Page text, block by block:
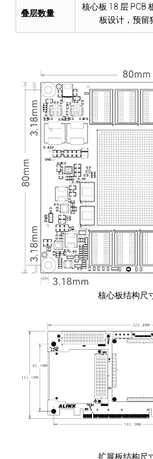
叠层数量
核心板 18 层 PCB
板设计，预留
核心板结构尺
扩展板结构尺